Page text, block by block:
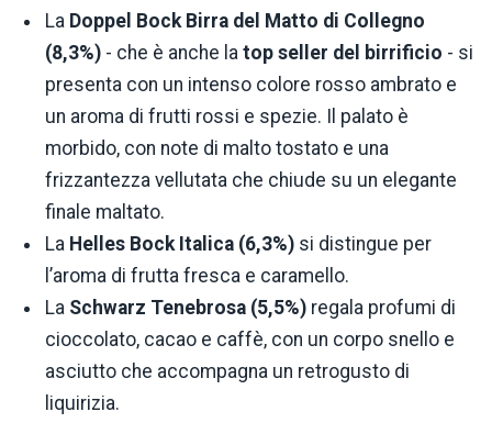
La Doppel Bock Birra del Matto di Collegno
(8,3%) - che è anche latop seller del birrificio - si
presenta con un intenso colore rosso ambrato e
un aroma di frutti rossi e spezie. Il palato è
morbido, con note di malto tostato e una
frizzantezza vellutata che chiude su un elegante
finale maltato.
La Helles Bock Italica (6,3%) si distingue per
l’aroma di frutta fresca e caramello.
La Schwarz Tenebrosa (5,5%) regala profumi di
cioccolato, cacao e caffè, con un corpo snello e
asciutto che accompagna un retrogusto di
liquirizia.